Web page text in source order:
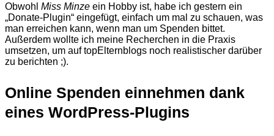
Obwohl Miss Minze ein Hobby ist, habe ich gestern ein
„Donate-Plugin“ eingefügt, einfach um mal zu schauen, was
man erreichen kann, wenn man um Spenden bittet.
Außerdem wollte ich meine Recherchen in die Praxis
umsetzen, um auf topElternblogs noch realistischer darüber
zu berichten ;).
Online Spenden einnehmen dank
eines WordPress-Plugins